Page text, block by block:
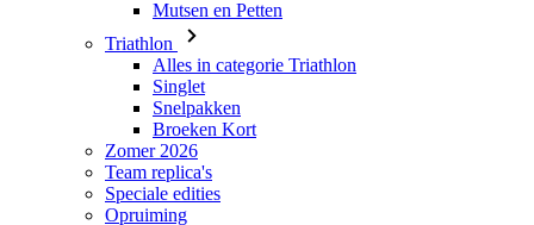
Snelpakken
Broeken Kort
Zomer 2026
Team replica's
Speciale edities
Opruiming
Waardebonnen
Dames
Alles in categorie Dames